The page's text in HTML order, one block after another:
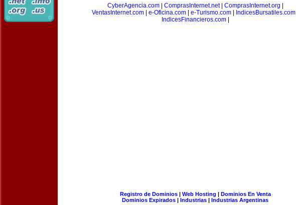
CyberAgencia.com| ComprasInternet.net| ComprasInternet.org
VentasInternet.com
e-Oficina.com e-Turismo.com IndicesBursatiles.com
IndicesFinancieros.com|
Registro de Dominios| Web Hosting | Dominios En Venta
Dominios Expirados | Industrias | Industrias Argentinas